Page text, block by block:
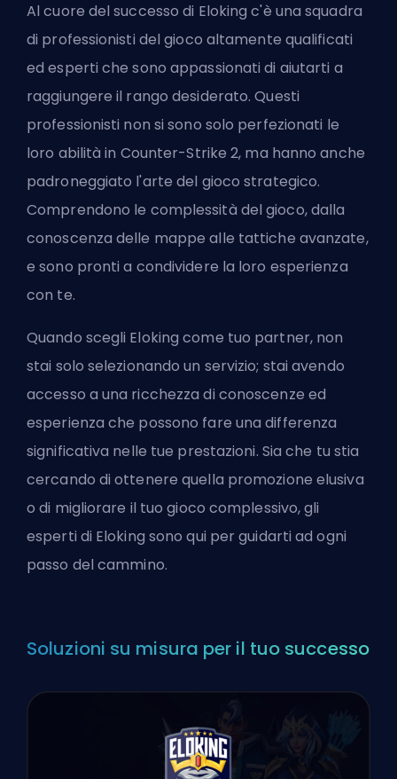
Al cuore del successo di Eloking c'è una squadra
di professionisti del gioco altamente qualificati
ed esperti che sono appassionati di aiutarti a
raggiungere il rango desiderato. Questi
professionisti non si sono solo perfezionati le
loro abilità in Counter-Strike 2, ma hanno anche
padroneggiato l'arte del gioco strategico.
Comprendono le complessità del gioco, dalla
conoscenza delle mappe alle tattiche avanzate,
e sono pronti a condividere la loro esperienza
con te.
Quando scegli Eloking come tuo partner, non
stai solo selezionando un servizio; stai avendo
accesso a una ricchezza di conoscenze ed
esperienza che possono fare una differenza
significativa nelle tue prestazioni. Sia che tu stia
cercando di ottenere quella promozione elusiva
o di migliorare il tuo gioco complessivo, gli
esperti di Eloking sono qui per guidarti ad ogni
passo del cammino.
Soluzioni su misura per il tuo successo